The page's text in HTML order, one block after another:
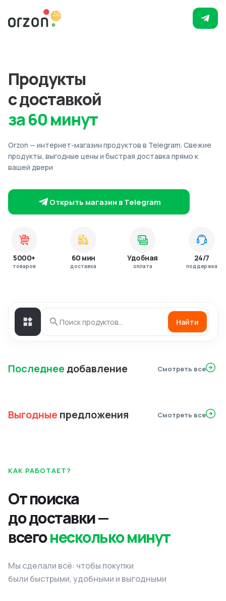
Продукты
с доставкой
за 60 минут
Orzon — интернет-магазин продуктов в Telegram. Свежие
продукты, выгодные цены и быстрая доставка прямо к
вашей двери
Открыть магазин в Telegram
5000+
товаров
60 мин
доставка
Удобная
оплата
24/7
поддержка
Найти
Последнеедобавление Смотреть все
Выгодныепредложения Смотреть все
КАК РАБОТАЕТ?
От поиска
до доставки —
всегонесколько минут
Мы сделали всё: чтобы покупки
были быстрыми, удобными и выгодными